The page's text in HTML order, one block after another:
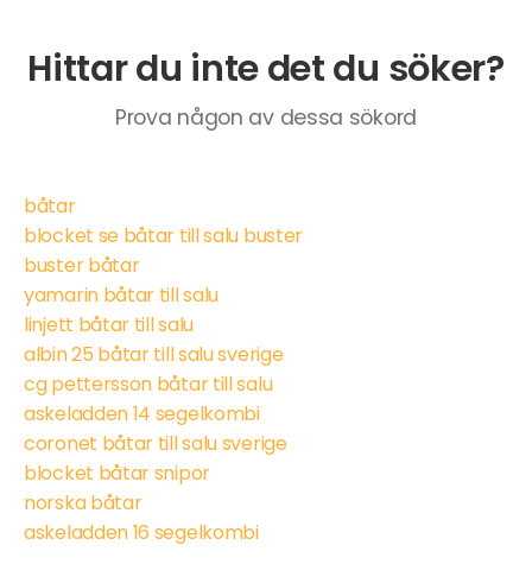
Hittar du inte det du söker?
Prova någon av dessa sökord
båtar
blocket se båtar till salu buster
buster båtar
yamarin båtar till salu
linjett båtar till salu
albin 25 båtar till salu sverige
cg pettersson båtar till salu
askeladden 14 segelkombi
coronet båtar till salu sverige
blocket båtar snipor
norska båtar
askeladden 16 segelkombi